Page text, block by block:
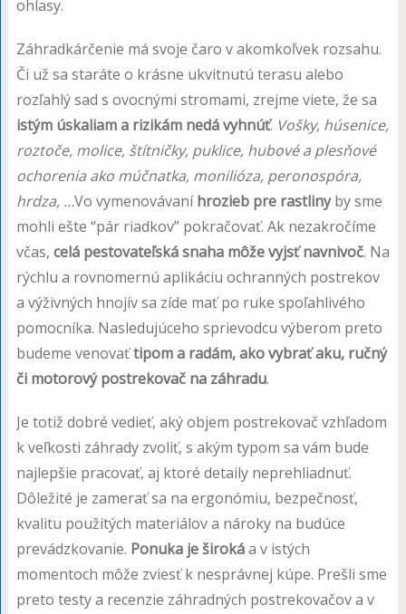
ohlasy.
Záhradkárčenie má svoje čaro v akomkoľvek rozsahu.
Či už sa staráte o krásne ukvitnutú terasu alebo
rozľahlý sad s ovocnými stromami, zrejme viete, že sa
istým úskaliam a rizikám nedá vyhnúť. Vošky, húsenice,
roztoče, molice, štítničky, puklice, hubové a plesňové
ochorenia ako múčnatka, monilióza, peronospóra,
hrdza, …Vo vymenovávaníhrozieb pre rastlinyby sme
mohli ešte “pár riadkov” pokračovať. Ak nezakročíme
včas, celá pestovateľská snaha môže vyjsť navnivoč. Na
rýchlu a rovnomernú aplikáciu ochranných postrekov
a výživných hnojív sa zíde mať po ruke spoľahlivého
pomocníka. Nasledujúceho sprievodcu výberom preto
budeme venovaťtipom a radám, ako vybrať aku, ručný
či motorový postrekovač na záhradu.
Je totiž dobré vedieť, aký objem postrekovač vzhľadom
k veľkosti záhrady zvoliť, s akým typom sa vám bude
najlepšie pracovať, aj ktoré detaily neprehliadnuť.
Dôležité je zamerať sa na ergonómiu, bezpečnosť,
kvalitu použitých materiálov a nároky na budúce
prevádzkovanie. Ponuka je širokáa v istých
momentoch môže zviesť k nesprávnej kúpe. Prešli sme
preto testy a recenzie záhradných postrekovačov a v